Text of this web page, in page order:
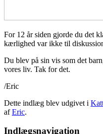
For 12 år siden gjorde du det
kærlighed var ikke til
Du blev på sin vis som det
vores liv. Tak for det.
/Eric
Dette indlæg blev udgivet i
afEric.
Indlægsnavigation